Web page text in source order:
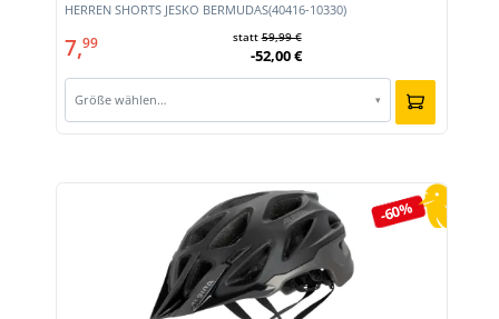
HERREN SHORTS JESKO BERMUDAS(40416-10330)
7,99 statt59,99 €
-52,00 €
Größe wählen… ▾
-60%